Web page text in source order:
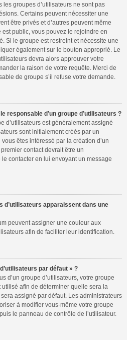
groupes d’utilisateurs ne sont pas
Certains peuvent nécessiter une
être privés et d’autres peuvent même
public, vous pouvez le rejoindre en
Si le groupe est restreint et nécessite une
également sur le bouton approprié. Le
devra alors approuver votre
la raison de votre requête. Merci de
de groupe s’il refuse votre demande.
responsable d’un groupe d’utilisateurs ?
d’utilisateurs est généralement assigné
sont initialement créés par un
êtes intéressé par la création d’un
contact devrait être un
contacter en lui envoyant un message
d’utilisateurs apparaissent dans une
peuvent assigner une couleur aux
afin de faciliter leur identification.
par défaut » ?
d’un groupe d’utilisateurs, votre groupe
utilisé afin de déterminer quelle sera la
assigné par défaut. Les administrateurs
à modifier vous-même votre groupe
le panneau de contrôle de l’utilisateur.